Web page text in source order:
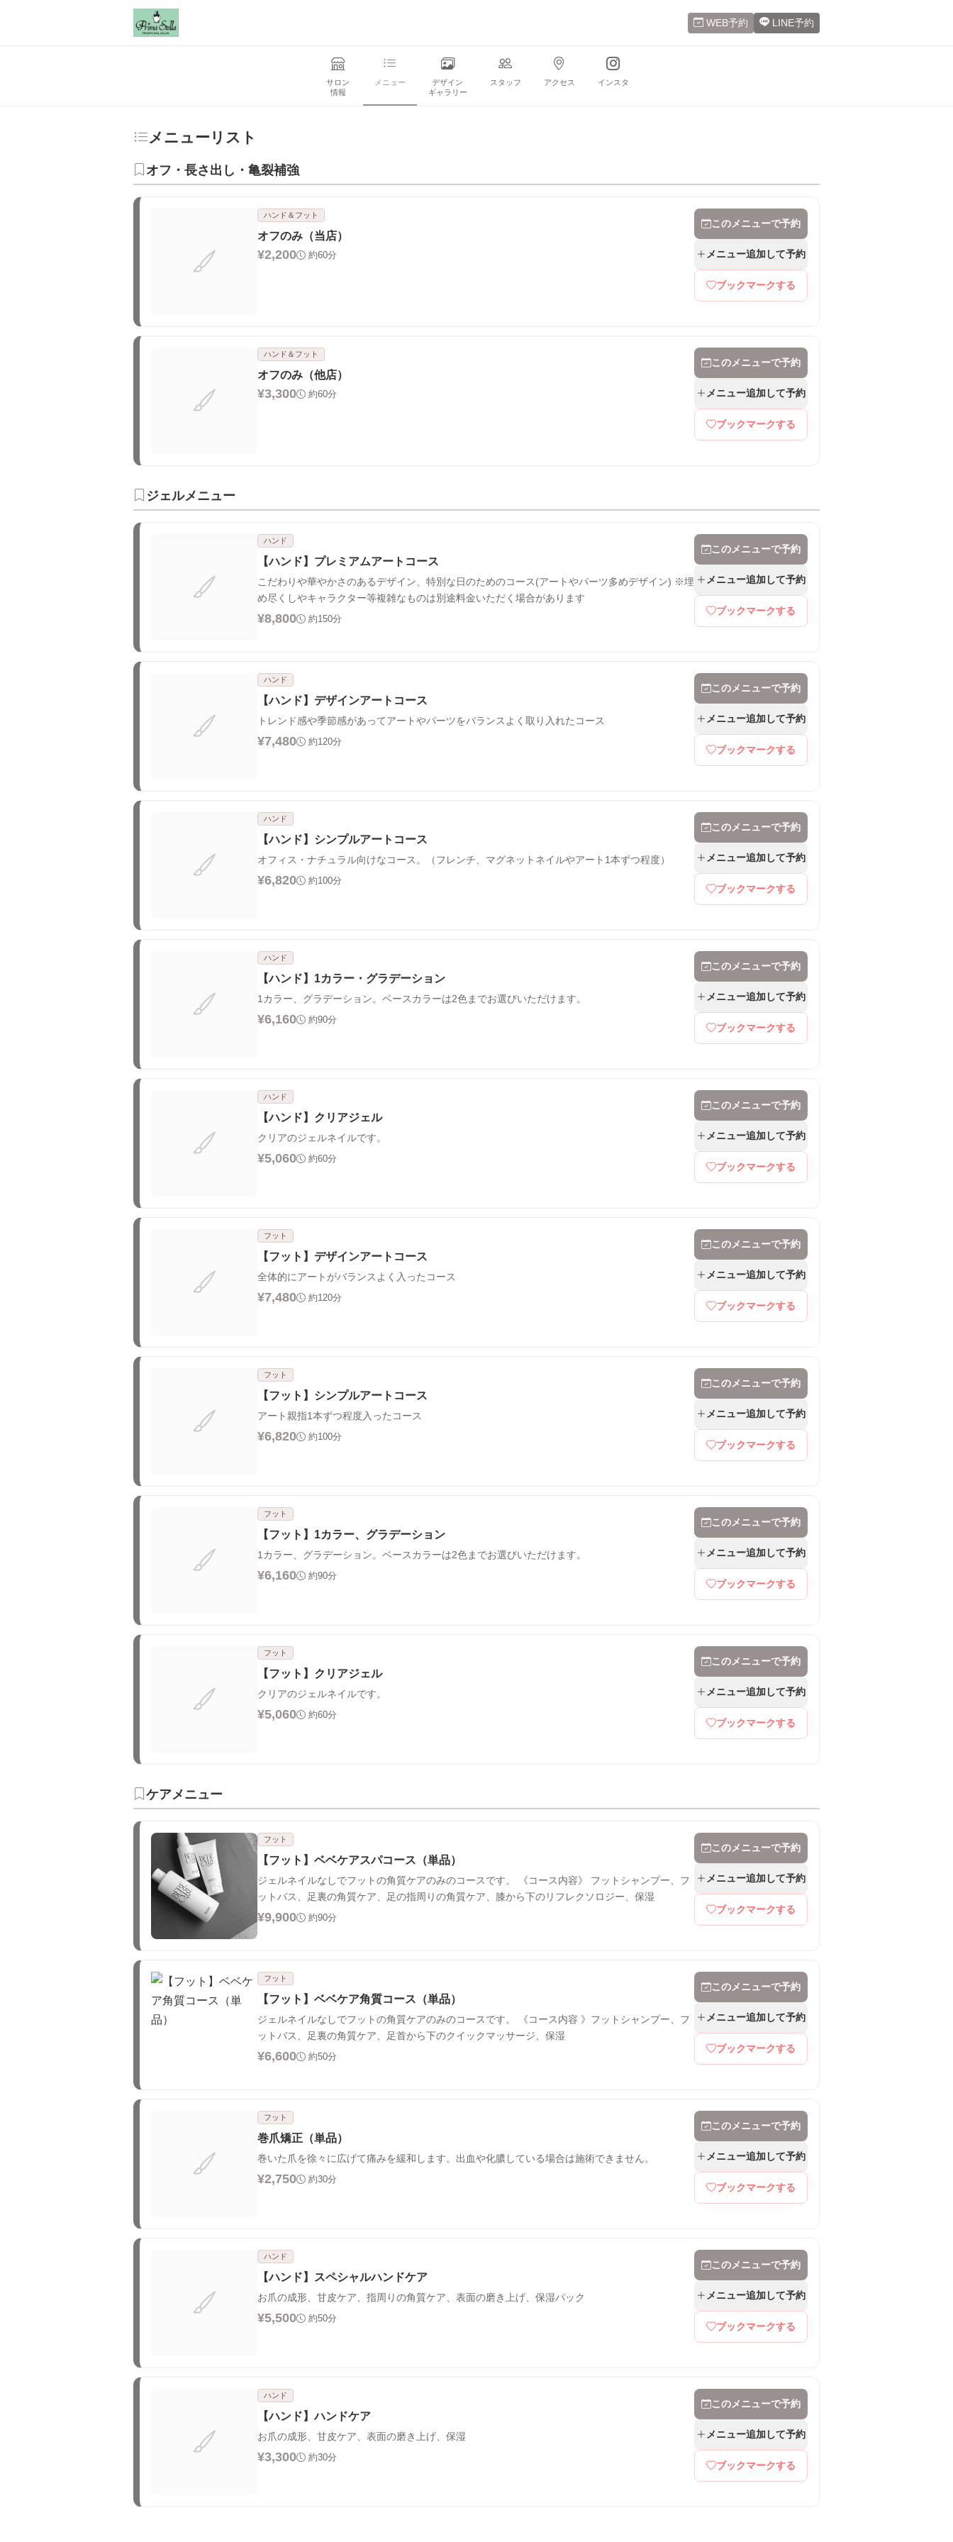
WEB予約 LINE予約
サロン
情報
メニュー
デザイン
ギャラリー
スタッフ アクセス インスタ
メニューリスト
オフ・長さ出し・亀裂補強
ハンド＆フット
オフのみ（当店）
¥2,200 約60分
このメニューで予約
メニュー追加して予約
ブックマークする
ハンド＆フット
オフのみ（他店）
¥3,300 約60分
このメニューで予約
メニュー追加して予約
ブックマークする
ジェルメニュー
ハンド
【ハンド】プレミアムアートコース
こだわりや華やかさのあるデザイン、特別な日のためのコース(アートやパーツ多めデザイン) ※埋
め尽くしやキャラクター等複雑なものは別途料金いただく場合があります
¥8,800 約150分
このメニューで予約
メニュー追加して予約
ブックマークする
ハンド
【ハンド】デザインアートコース
トレンド感や季節感があってアートやパーツをバランスよく取り入れたコース
¥7,480 約120分
このメニューで予約
メニュー追加して予約
ブックマークする
ハンド
【ハンド】シンプルアートコース
オフィス・ナチュラル向けなコース。（フレンチ、マグネットネイルやアート1本ずつ程度）
¥6,820 約100分
このメニューで予約
メニュー追加して予約
ブックマークする
ハンド
【ハンド】1カラー・グラデーション
1カラー、グラデーション。ベースカラーは2色までお選びいただけます。
¥6,160 約90分
このメニューで予約
メニュー追加して予約
ブックマークする
ハンド
【ハンド】クリアジェル
クリアのジェルネイルです。
¥5,060 約60分
このメニューで予約
メニュー追加して予約
ブックマークする
フット
【フット】デザインアートコース
全体的にアートがバランスよく入ったコース
¥7,480 約120分
このメニューで予約
メニュー追加して予約
ブックマークする
フット
【フット】シンプルアートコース
アート親指1本ずつ程度入ったコース
¥6,820 約100分
このメニューで予約
メニュー追加して予約
ブックマークする
フット
【フット】1カラー、グラデーション
1カラー、グラデーション。ベースカラーは2色までお選びいただけます。
¥6,160 約90分
このメニューで予約
メニュー追加して予約
ブックマークする
フット
【フット】クリアジェル
クリアのジェルネイルです。
¥5,060 約60分
このメニューで予約
メニュー追加して予約
ブックマークする
ケアメニュー
フット
【フット】ベベケアスパコース（単品）
ジェルネイルなしでフットの角質ケアのみのコースです。 《コース内容》 フットシャンプー、フ
ットバス、足裏の角質ケア、足の指周りの角質ケア、膝から下のリフレクソロジー、保湿
¥9,900 約90分
このメニューで予約
メニュー追加して予約
ブックマークする
フット
【フット】ベベケア角質コース（単品）
ジェルネイルなしでフットの角質ケアのみのコースです。 《コース内容 》フットシャンプー、フ
ットバス、足裏の角質ケア、足首から下のクイックマッサージ、保湿
¥6,600 約50分
このメニューで予約
メニュー追加して予約
ブックマークする
フット
巻爪矯正（単品）
巻いた爪を徐々に広げて痛みを緩和します。出血や化膿している場合は施術できません。
¥2,750 約30分
このメニューで予約
メニュー追加して予約
ブックマークする
ハンド
【ハンド】スペシャルハンドケア
お爪の成形、甘皮ケア、指周りの角質ケア、表面の磨き上げ、保湿パック
¥5,500 約50分
このメニューで予約
メニュー追加して予約
ブックマークする
ハンド
【ハンド】ハンドケア
お爪の成形、甘皮ケア、表面の磨き上げ、保湿
¥3,300 約30分
このメニューで予約
メニュー追加して予約
ブックマークする